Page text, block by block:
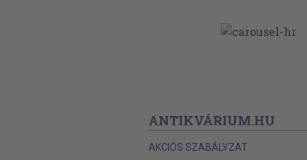
ANTIKVÁRIUM.HU
AKCIÓS SZABÁLYZAT